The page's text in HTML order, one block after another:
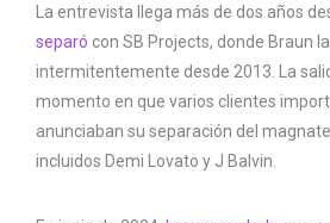
La entrevista llega más de dos años
separó con SB Projects, donde Braun
intermitentemente desde 2013. La
momento en que varios clientes
anunciaban su separación del
incluidos Demi Lovato y J Balvin.